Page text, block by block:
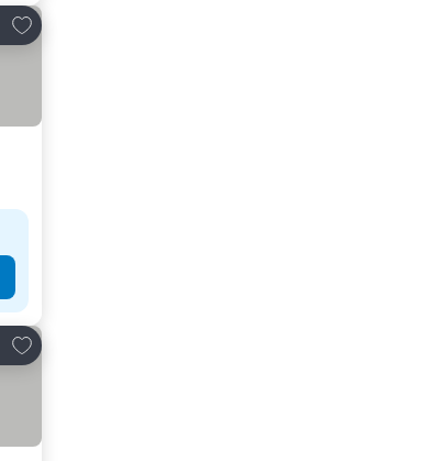
Adicionar aos favoritos
Adicionar aos favoritos